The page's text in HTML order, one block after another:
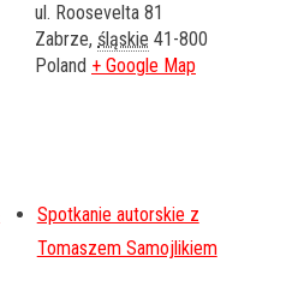
ul. Roosevelta 81
Zabrze, śląskie 41-800
Poland + Google Map
Spotkanie autorskie z
Tomaszem Samojlikiem